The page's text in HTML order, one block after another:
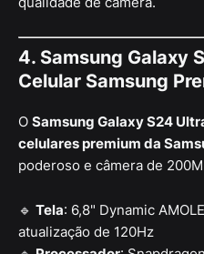
4. Samsung Galaxy
Celular Samsung
O Samsung Galaxy S24
celulares premium da
poderoso e câmera de
🔹 Tela: 6,8" Dynamic
atualização de 120Hz